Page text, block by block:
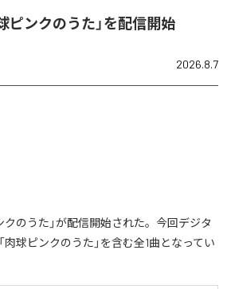
ピンクのうた」を配信開始
2026.8.7
クのうた」が配信開始された。今回デジタ
肉球ピンクのうた」を含む全1曲となってい